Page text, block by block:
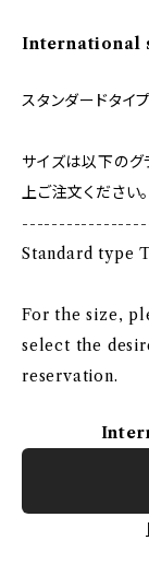
International
スタンダードタイ
サイズは以下のグ
上ご注文ください。
Standard type
For the size,
select the
reservation.